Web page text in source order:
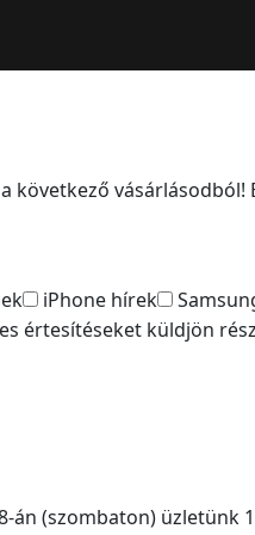
következő
iPhone hírek
értesítéseket küldjön
(szombaton) üzletünk